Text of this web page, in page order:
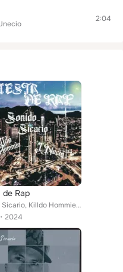
2:04
de Rap
Sonido Sicario, Killdo Hommie, Jnecio
2024